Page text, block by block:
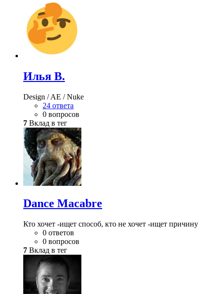
Илья В.
Design / AE / Nuke
24 ответа
0 вопросов
7 Вклад в тег
Dance Macabre
Кто хочет -ищет способ, кто не хочет -ищет причину
0 ответов
0 вопросов
7 Вклад в тег